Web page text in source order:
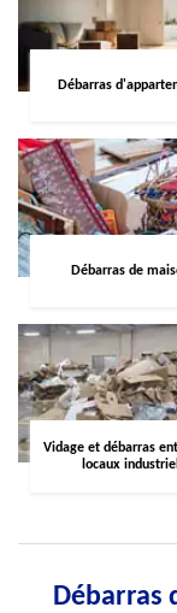
Débarras
Débarras de
Vidage et débarras
locaux
Débarras